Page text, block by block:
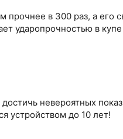
прочнее в 300 раз, а его
ударопрочностью в
невероятных
устройством до 10 лет!